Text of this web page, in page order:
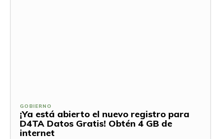
GOBIERNO
¡Ya está abierto el nuevo registro para
D4TA Datos Gratis! Obtén 4 GB de
internet